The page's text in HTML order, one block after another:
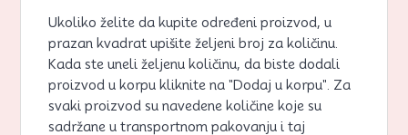
Ukoliko želite da kupite određeni proizvod, u
prazan kvadrat upišite željeni broj za količinu.
Kada ste uneli željenu količinu, da biste dodali
proizvod u korpu kliknite na "Dodaj u korpu". Za
svaki proizvod su navedene količine koje su
sadržane u transportnom pakovanju i taj